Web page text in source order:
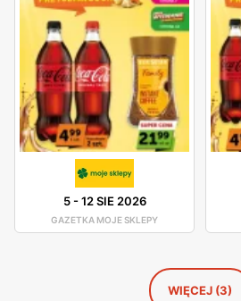
5-12 SIE 2026
GAZETKA MOJE SKLEPY
WIĘCEJ (3)